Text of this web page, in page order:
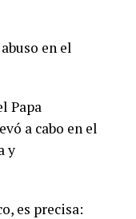
en el
Papa
a cabo en el
y
es precisa: